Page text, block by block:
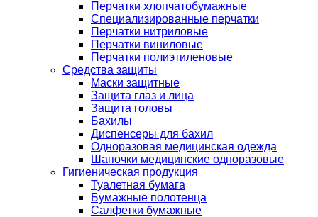
Перчатки хлопчатобумажные
Специализированные перчатки
Перчатки нитриловые
Перчатки виниловые
Перчатки полиэтиленовые
Средства защиты
Маски защитные
Защита глаз и лица
Защита головы
Бахилы
Диспенсеры для бахил
Одноразовая медицинская одежда
Шапочки медицинские одноразовые
Гигиеническая продукция
Туалетная бумага
Бумажные полотенца
Салфетки бумажные